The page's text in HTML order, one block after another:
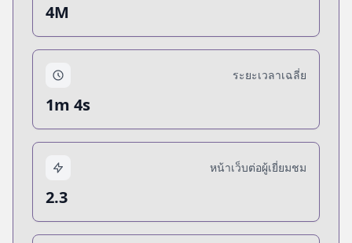
4M
ระยะเวลาเฉลี่ย
1m 4s
หน้าเว็บต่อผู้เยี่ยมชม
2.3